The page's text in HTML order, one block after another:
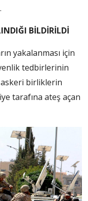
BİLDİRİLDİ
yakalanması için
tedbirlerinin
askeri birliklerin
tarafına ateş açan